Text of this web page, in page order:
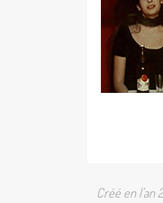
Créé en l'an